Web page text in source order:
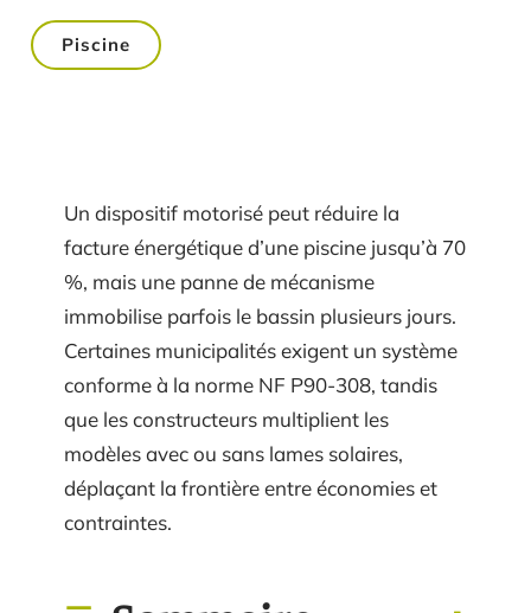
Piscine
Un dispositif motorisé peut réduire la
facture énergétique d’une piscine jusqu’à 70
%, mais une panne de mécanisme
immobilise parfois le bassin plusieurs jours.
Certaines municipalités exigent un système
conforme à la norme NF P90-308, tandis
que les constructeurs multiplient les
modèles avec ou sans lames solaires,
déplaçant la frontière entre économies et
contraintes.